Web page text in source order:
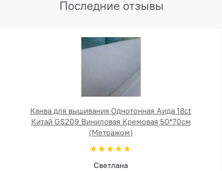
Последние отзывы
Канва для вышивания Однотонная Аида 18ct
Китай GS209 Виниловая Кремовая 50*70см
(Метражом)
Светлана